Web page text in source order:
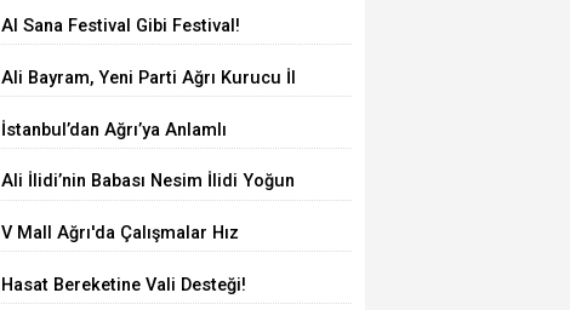
Al Sana Festival Gibi Festival!
Ali Bayram, Yeni Parti Ağrı Kurucu İl
İstanbul’dan Ağrı’ya Anlamlı
Ali İlidi’nin Babası Nesim İlidi Yoğun
V Mall Ağrı'da Çalışmalar Hız
ve Milletvekili Kilerci İnceledi
Hasat Bereketine Vali Desteği!